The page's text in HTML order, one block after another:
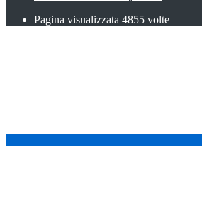
Pagina visualizzata 4855 volte